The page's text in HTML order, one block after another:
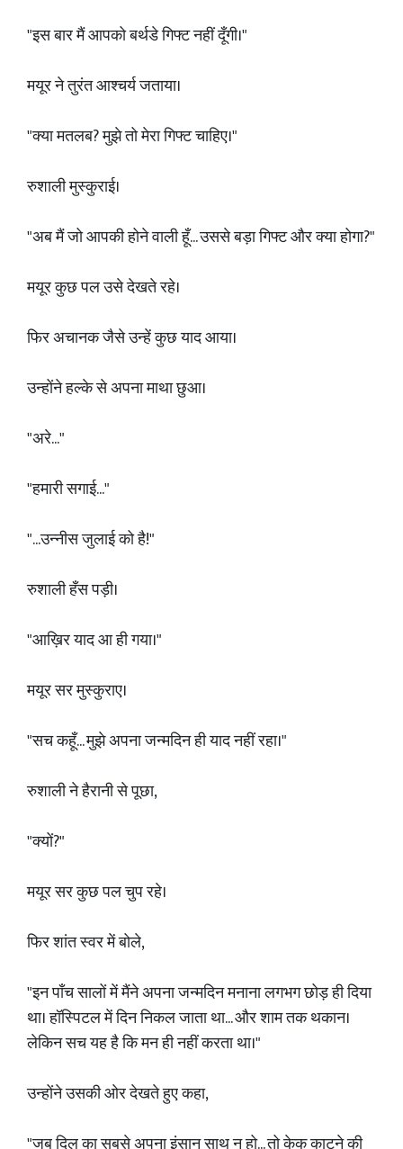
"इस बार मैं आपको बर्थडे गिफ्ट नहीं दूँगी।"
मयूर ने तुरंत आश्चर्य जताया।
"क्या मतलब? मुझे तो मेरा गिफ्ट चाहिए।"
रुशाली मुस्कुराई।
"अब मैं जो आपकी होने वाली हूँ... उससे बड़ा गिफ्ट और क्या होगा?"
मयूर कुछ पल उसे देखते रहे।
फिर अचानक जैसे उन्हें कुछ याद आया।
उन्होंने हल्के से अपना माथा छुआ।
"अरे..."
"हमारी सगाई..."
"...उन्नीस जुलाई को है!"
रुशाली हँस पड़ी।
"आख़िर याद आ ही गया।"
मयूर सर मुस्कुराए।
"सच कहूँ... मुझे अपना जन्मदिन ही याद नहीं रहा।"
रुशाली ने हैरानी से पूछा,
"क्यों?"
मयूर सर कुछ पल चुप रहे।
फिर शांत स्वर में बोले,
"इन पाँच सालों में मैंने अपना जन्मदिन मनाना लगभग छोड़ ही दिया
था। हॉस्पिटल में दिन निकल जाता था... और शाम तक थकान।
लेकिन सच यह है कि मन ही नहीं करता था।"
उन्होंने उसकी ओर देखते हुए कहा,